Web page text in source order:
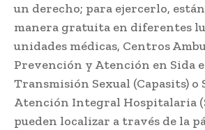
un derecho; para ejercerlo,
manera gratuita en diferentes
unidades médicas, Centros
Prevención y Atención en Sida
Transmisión Sexual (Capasits) o
Atención Integral Hospitalaria
pueden localizar a través de la